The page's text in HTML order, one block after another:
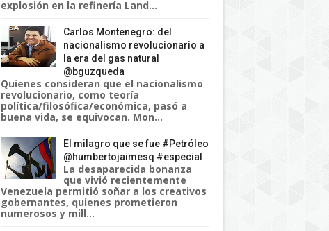
explosión en la refinería Land...
Carlos Montenegro: del
nacionalismo revolucionario a
la era del gas natural
@bguzqueda
Quienes consideran que el nacionalismo
revolucionario, como teoría
política/filosófica/económica, pasó a
buena vida, se equivocan. Mon...
El milagro que se fue #Petróleo
@humbertojaimesq #especial
La desaparecida bonanza
que vivió recientemente
Venezuela permitió soñar a los creativos
gobernantes, quienes prometieron
numerosos y mill...